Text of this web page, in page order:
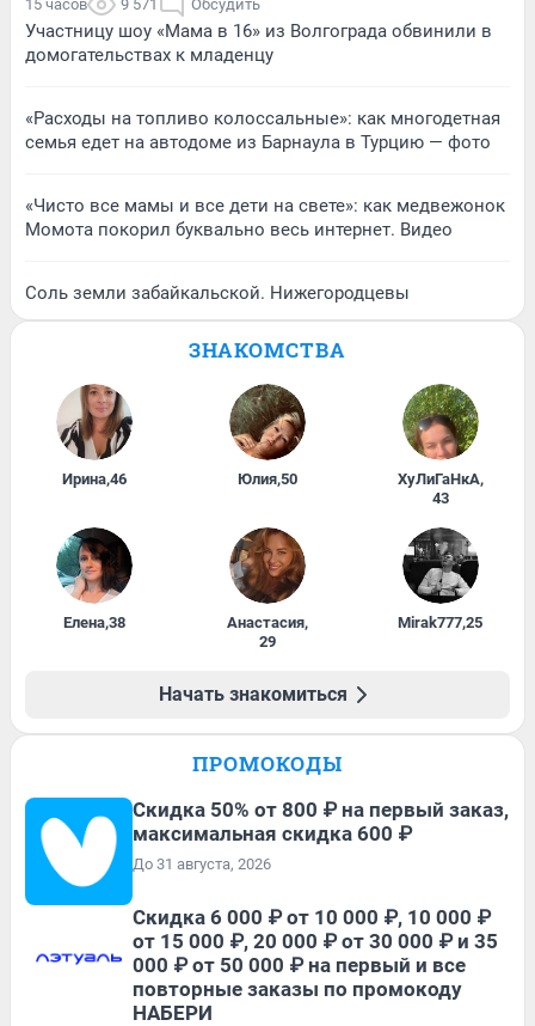
15 часов 9 571 Обсудить
Участницу шоу «Мама в 16» из Волгограда обвинили в
домогательствах к младенцу
«Расходы на топливо колоссальные»: как многодетная
семья едет на автодоме из Барнаула в Турцию — фото
«Чисто все мамы и все дети на свете»: как медвежонок
Момота покорил буквально весь интернет. Видео
Соль земли забайкальской. Нижегородцевы
ЗНАКОМСТВА
Ирина,46 Юлия,50 ХуЛиГаНкА,
43
Елена,38 Анастасия,
29
Mirak777,25
Начать знакомиться
ПРОМОКОДЫ
Скидка 50% от 800 ₽ на первый заказ,
максимальная скидка 600 ₽
До 31 августа, 2026
Скидка 6 000 ₽ от 10 000 ₽, 10 000 ₽
от 15 000 ₽, 20 000 ₽ от 30 000 ₽ и 35
000 ₽ от 50 000 ₽ на первый и все
повторные заказы по промокоду
НАБЕРИ